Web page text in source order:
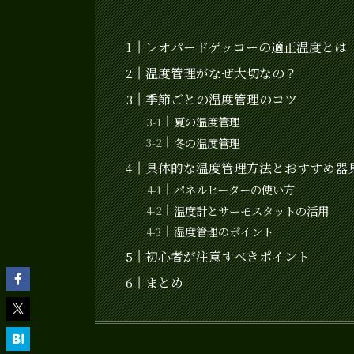
レオパードゲッコーの適正温度とは
温度管理がなぜ大切なの？
季節ごとの温度管理のコツ
夏の温度管理
冬の温度管理
具体的な温度管理方法とおすすめ器
パネルヒーターの使い方
温度計とサーモスタットの活用
湿度管理のポイント
初心者が注意すべきポイント
まとめ